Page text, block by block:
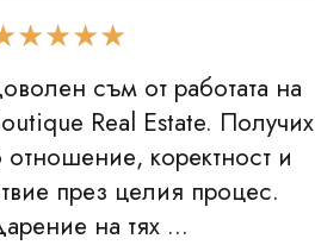
съм от работата на
Real Estate. Получих
коректност и
през целия процес.
на тях ...